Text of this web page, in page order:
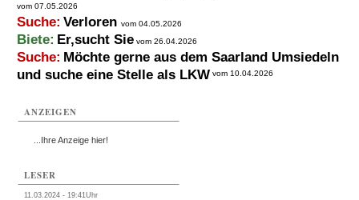
vom 07.05.2026
Suche: Verloren vom 04.05.2026
Biete: Er,sucht Sie vom 26.04.2026
Suche: Möchte gerne aus dem Saarland Umsiedeln
und suche eine Stelle als LKW vom 10.04.2026
ANZEIGEN
...Ihre Anzeige hier!
LESER
11.03.2024 - 19:41Uhr